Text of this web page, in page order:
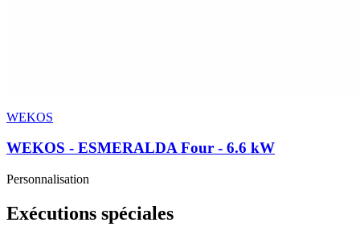
WEKOS
WEKOS - ESMERALDA Four - 6.6 kW
Personnalisation
Exécutions spéciales